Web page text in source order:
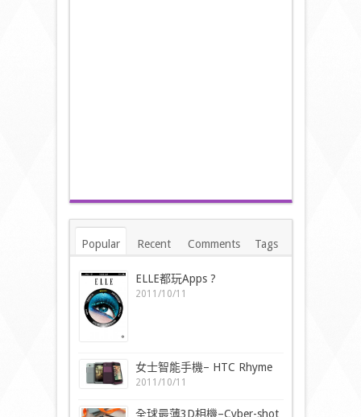
Popular Recent Comments Tags
ELLE都玩Apps ?
2011/10/11
女士智能手機– HTC Rhyme
2011/10/11
全球最薄3D相機–Cyber-shot